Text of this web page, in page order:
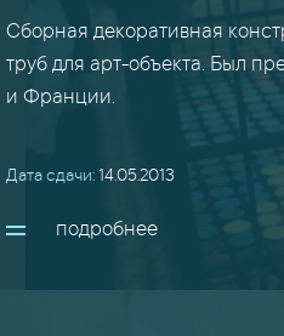
(22)
(9)
Сборная декоративная
труб для арт-объекта. Был
и Франции.
Дата сдачи:14.05.2013
подробнее